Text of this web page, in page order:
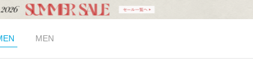
MEN